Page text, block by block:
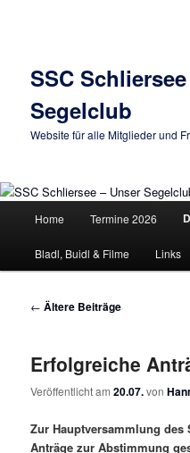
SSC
Segelclub
Website für alle Mitglieder und
Home Termine 2026
Bladl, Buidl & Filme Links
Beitragsnavigation
← Ältere Beiträge
Erfolgreiche
Veröffentlicht am20.07.von
Zur Hauptversammlung des
Anträge zur Abstimmung